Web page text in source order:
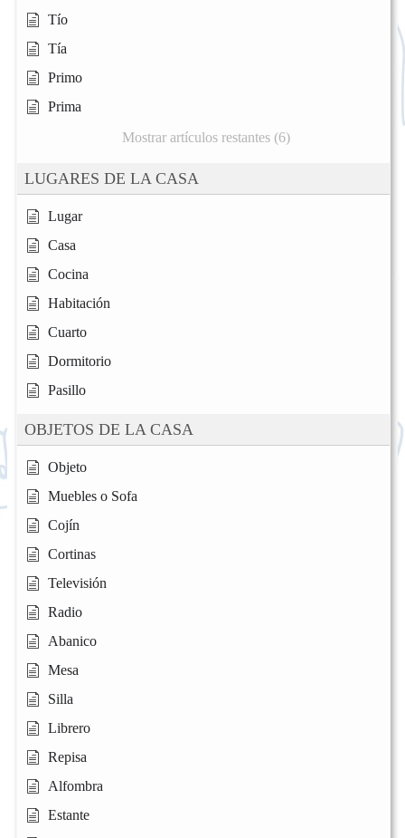
Tío
Tía
Primo
Prima
Mostrar artículos restantes (6)
LUGARES DE LA CASA
Lugar
Casa
Cocina
Habitación
Cuarto
Dormitorio
Pasillo
OBJETOS DE LA CASA
Objeto
Muebles o Sofa
Cojín
Cortinas
Televisión
Radio
Abanico
Mesa
Silla
Librero
Repisa
Alfombra
Estante